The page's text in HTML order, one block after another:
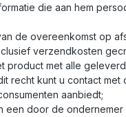
die aan hem
de overeenkomst op
verzendkosten
met alle
kunt u contact met
aanbiedt;
door de